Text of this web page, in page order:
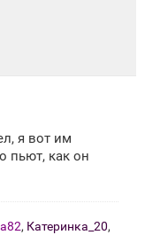
я вот им
пьют, как он
, Катеринка_20,